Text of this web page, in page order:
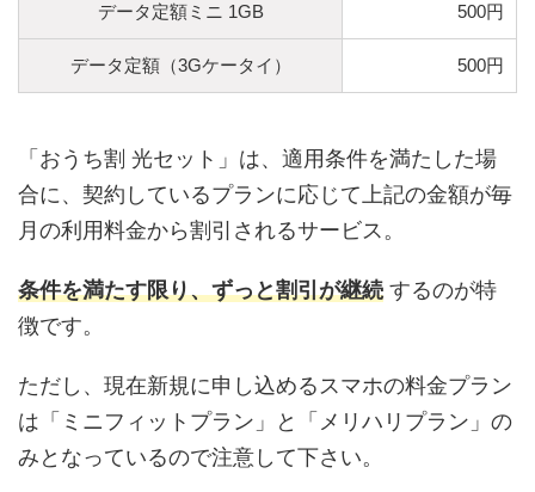
データ定額ミニ 1GB 500円
データ定額（3Gケータイ） 500円
「おうち割 光セット」は、適用条件を満たした場
合に、契約しているプランに応じて上記の金額が毎
月の利用料金から割引されるサービス。
条件を満たす限り、ずっと割引が継続 するのが特
徴です。
ただし、現在新規に申し込めるスマホの料金プラン
は「ミニフィットプラン」と「メリハリプラン」の
みとなっているので注意して下さい。